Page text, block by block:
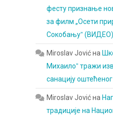
фесту признање
за филм „Осети
Сокобањуˮ (ВИДЕО)
Miroslav Jovićна
Михаилоˮ тражи
санацију
Miroslav Jovićна
традиције на